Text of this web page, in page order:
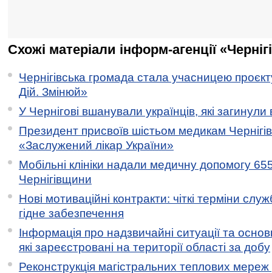
Схожі матеріали інформ-агенції
Чернігівська громада стала учасницею
Дій. Змінюй»
У Чернігові вшанували українців, які загинули
Президент присвоїв шістьом медикам
«Заслужений лікар України»
Мобільні клініки надали медичну допомогу
Чернігівщини
Нові мотиваційні контракти: чіткі терміни
гідне забезпечення
Інформація про надзвичайні ситуації та
які зареєстровані на території області за добу
Реконструкція магістральних теплових мереж